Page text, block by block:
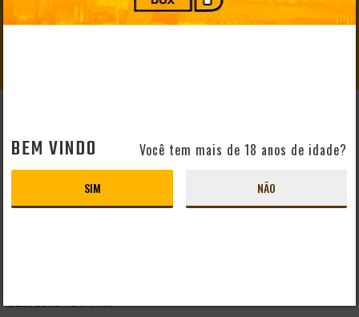
Perguntas Frequentes
Mapa do Site
Formas de Pagamento
Taxas de Entrega
CERVEJAS POR PAÍS
BEM VINDO Você tem mais de 18 anos de idade?
SIM NÃO